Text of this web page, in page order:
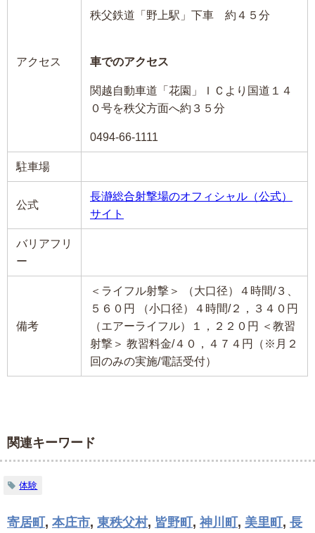
アクセス
秩父鉄道「野上駅」下車 約４５分
車でのアクセス
関越自動車道「花園」ＩＣより国道１４
０号を秩父方面へ約３５分
0494-66-1111
駐車場
公式
長瀞総合射撃場のオフィシャル（公式）
サイト
バリアフリ
ー
備考
＜ライフル射撃＞ （大口径）４時間/３、
５６０円 （小口径）４時間/２，３４０円
（エアーライフル）１，２２０円 ＜教習
射撃＞ 教習料金/４０，４７４円（※月２
回のみの実施/電話受付）
関連キーワード
体験
寄居町 , 本庄市, 東秩父村, 皆野町 , 神川町 , 美里町 , 長